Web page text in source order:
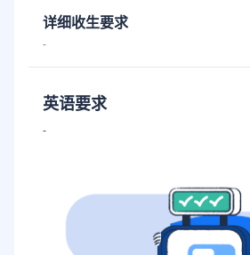
详细收生要求
-
英语要求
-